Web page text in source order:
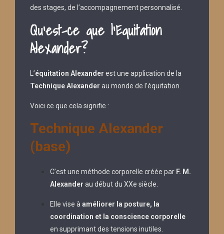
des stages, de l’accompagnement personnalisé.
Qu’est-ce que l’Equitation
Alexander?
L’équitation Alexander est une application de la
Technique Alexander au monde de l’équitation.
Voici ce que cela signifie :
Technique Alexander
(base)
C’est une méthode corporelle créée par F. M.
Alexander au début du XXe siècle.
Elle vise à améliorer la posture, la
coordination et la conscience corporelle
en supprimant des tensions inutiles.